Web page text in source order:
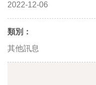
2022-12-06
類別：
其他訊息